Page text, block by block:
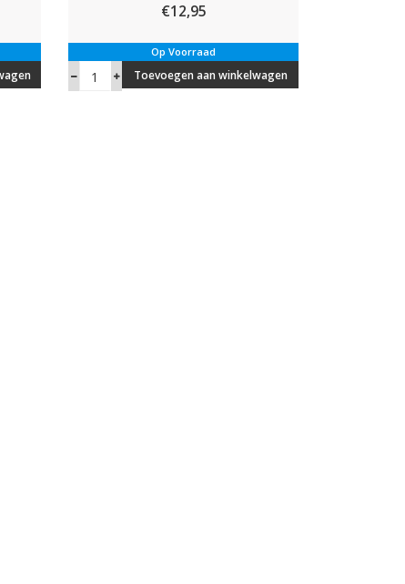
€12,95
Op Voorraad
Toevoegen aan winkelwagen